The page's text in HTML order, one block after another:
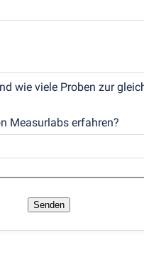
wie viele Proben zur
Measurlabs erfahren?
Senden